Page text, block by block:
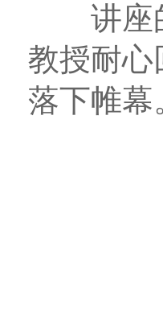
讲座的
教授耐心
落下帷幕